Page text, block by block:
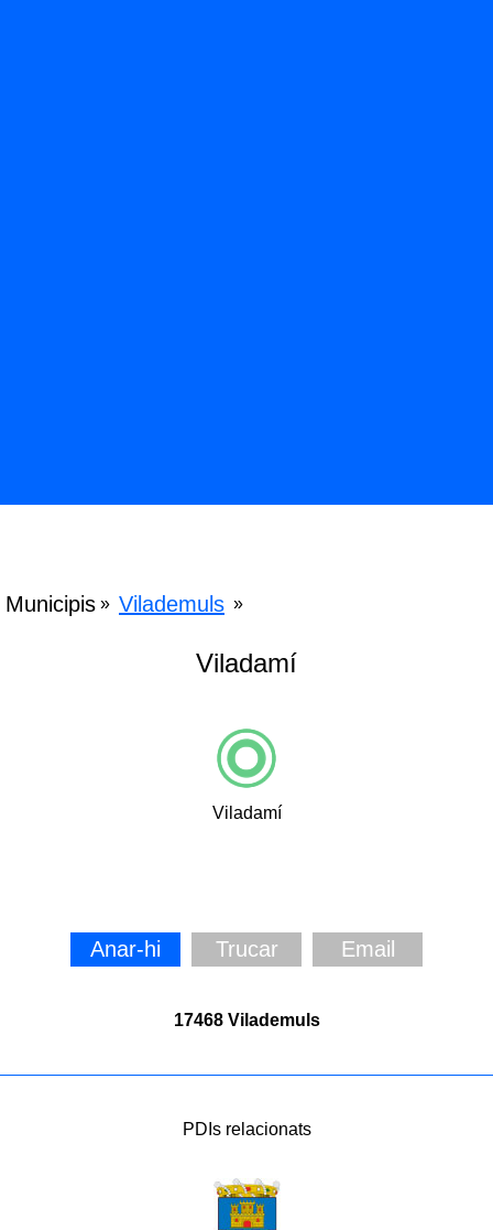
Municipis » Vilademuls »
Viladamí
Viladamí
Anar-hi Trucar Email
17468 Vilademuls
PDIs relacionats